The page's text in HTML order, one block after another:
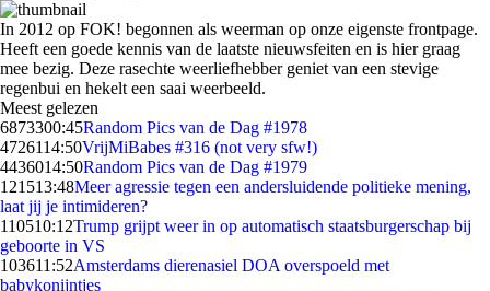
In 2012 op FOK! begonnen als weerman op onze eigenste frontpage.
Heeft een goede kennis van de laatste nieuwsfeiten en is hier graag
mee bezig. Deze rasechte weerliefhebber geniet van een stevige
regenbui en hekelt een saai weerbeeld.
Meest gelezen
6873300:45Random Pics van de Dag #1978
4726114:50VrijMiBabes #316 (not very sfw!)
4436014:50Random Pics van de Dag #1979
121513:48Meer agressie tegen een andersluidende politieke mening,
laat jij je intimideren?
110510:12Trump grijpt weer in op automatisch staatsburgerschap bij
geboorte in VS
103611:52Amsterdams dierenasiel DOA overspoeld met
babykonijntjes